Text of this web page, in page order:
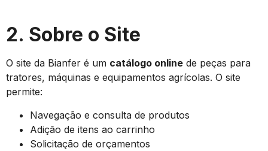
2. Sobre o Site
O site da Bianfer é um catálogo online de peças para
tratores, máquinas e equipamentos agrícolas. O site
permite:
Navegação e consulta de produtos
Adição de itens ao carrinho
Solicitação de orçamentos